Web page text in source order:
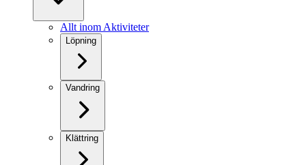
Allt inom Aktiviteter
Löpning
Vandring
Klättring